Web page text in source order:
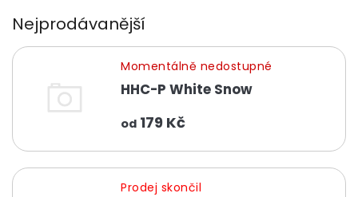
Nejprodávanější
HHC-P White Snow
Momentálně nedostupné
od 179 Kč
Prodej skončil